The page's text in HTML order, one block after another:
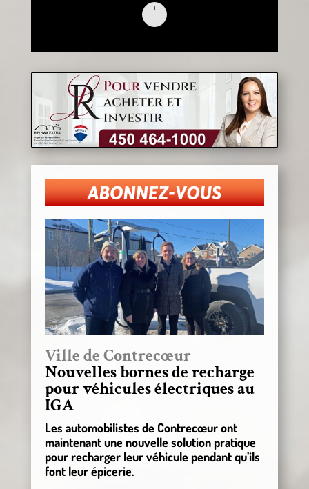
Ville de Contrecœur
Nouvelles bornes de recharge
pour véhicules électriques au
IGA
Les automobilistes de Contrecœur ont
maintenant une nouvelle solution pratique
pour recharger leur véhicule pendant qu’ils
font leur épicerie.